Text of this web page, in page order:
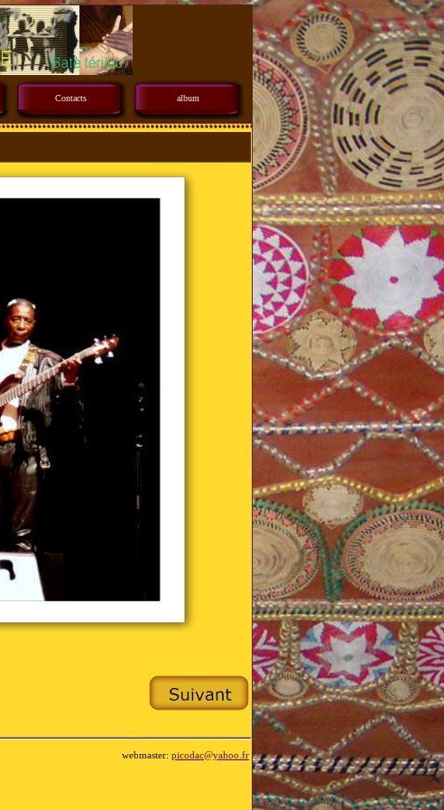
Contacts album
webmaster: picodac@yahoo.fr